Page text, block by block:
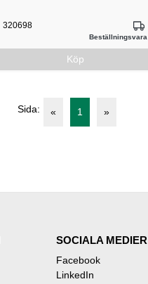
320698
Beställningsvara
Köp
Sida: « 1 »
SOCIALA MEDIER
Facebook
LinkedIn